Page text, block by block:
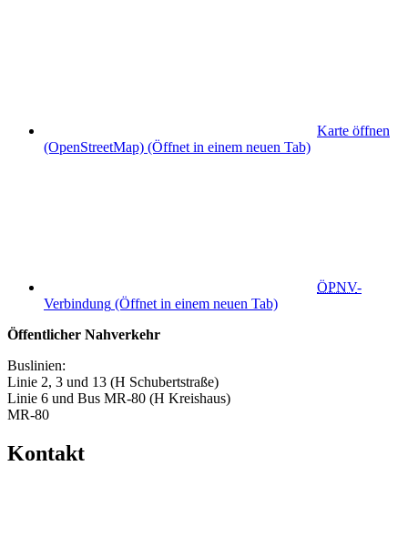
Karte öffnen
(OpenStreetMap) (Öffnet in einem neuen Tab)
ÖPNV-
Verbindung (Öffnet in einem neuen Tab)
Öffentlicher Nahverkehr
Buslinien:
Linie 2, 3 und 13 (H Schubertstraße)
Linie 6 und Bus MR-80 (H Kreishaus)
MR-80
Kontakt